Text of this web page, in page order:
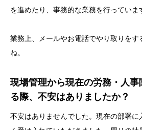
を進めたり、事務的な業務を行っていま
業務上、メールやお電話でやり取りをす
ね。
現場管理から現在の労務・人
る際、不安はありましたか？
不安はありませんでした。現在の部署